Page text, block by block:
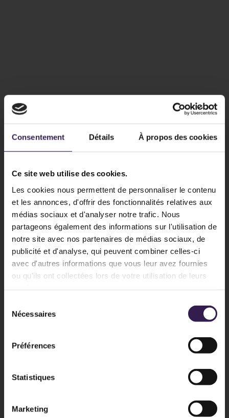
Consentement Détails À propos des cookies
Ce site web utilise des cookies.
Les cookies nous permettent de personnaliser le contenu
et les annonces, d'offrir des fonctionnalités relatives aux
médias sociaux et d'analyser notre trafic. Nous
partageons également des informations sur l'utilisation de
notre site avec nos partenaires de médias sociaux, de
publicité et d'analyse, qui peuvent combiner celles-ci
avec d'autres informations que vous leur avez fournies
ou qu'ils ont collectées lors de votre utilisation de leurs
Nécessaires
Préférences
Statistiques
Marketing